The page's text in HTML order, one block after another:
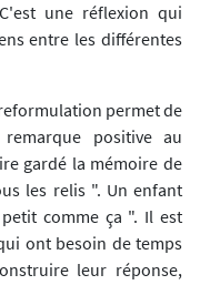
une réflexion qui
entre les différentes
permet de
positive au
gardé la mémoire de
les relis ". Un enfant
comme ça ". Il est
ont besoin de temps
leur réponse,